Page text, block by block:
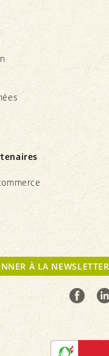
À LA NEWSLETTER